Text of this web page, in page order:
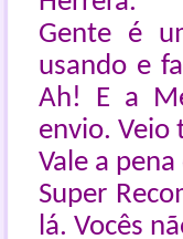
Gente é
usando e
Ah! E a
envio. Veio
Vale a
Super
lá. Vocês